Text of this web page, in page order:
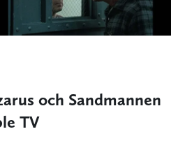
och Sandmannen
TV